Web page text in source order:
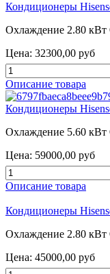
Кондиционеры
Охлаждение 2.80 кВт
Цена: 32300,00 руб
Описание товара
Кондиционеры
Охлаждение 5.60 кВт
Цена: 59000,00 руб
Описание товара
Кондиционеры
Охлаждение 2.80 кВт
Цена: 45000,00 руб